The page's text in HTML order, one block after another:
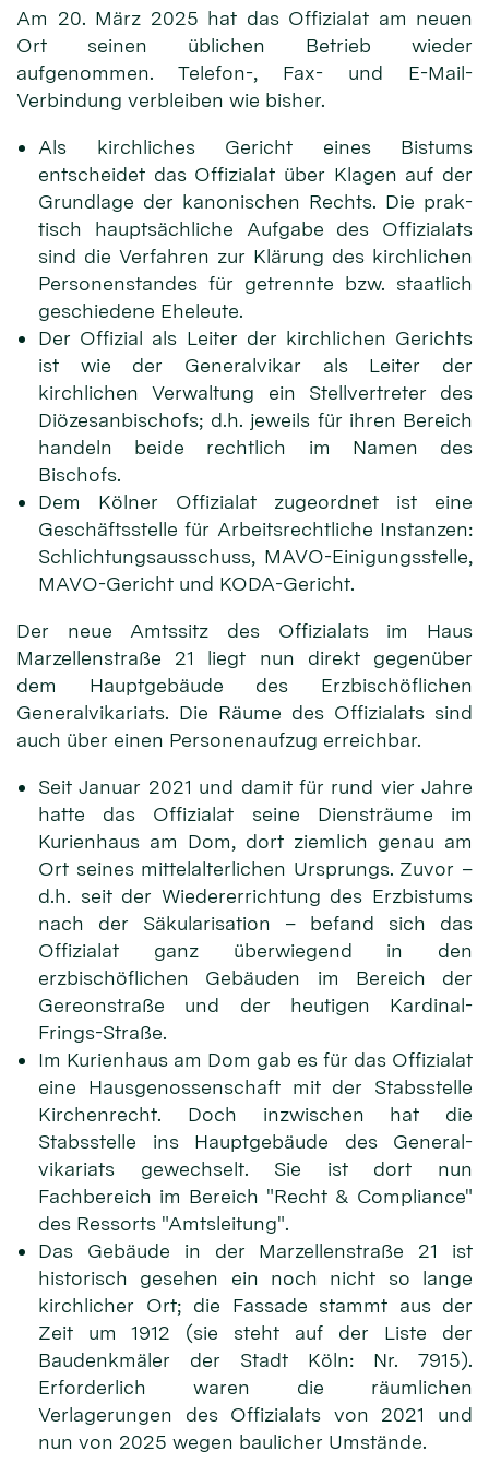
Am 20. März 2025 hat das Offizialat am neuen
Ort seinen üblichen Betrieb wieder
aufgenommen. Telefon-, Fax- und E-Mail-
Verbindung verbleiben wie bisher.
Als kirchliches Gericht eines Bistums
entscheidet das Offizialat über Klagen auf der
Grundlage der kanonischen Rechts. Die prak­
tisch haupt­säch­liche Aufgabe des Offizialats
sind die Verfahren zur Klärung des kirch­lichen
Personen­standes für getrennte bzw. staatlich
geschiedene Eheleute.
Der Offizial als Leiter der kirchlichen Gerichts
ist wie der Generalvikar als Leiter der
kirchlichen Verwaltung ein Stell­vertreter des
Diözesan­bischofs; d.h. jeweils für ihren Bereich
handeln beide rechtlich im Namen des
Bischofs.
Dem Kölner Offizialat zugeordnet ist eine
Geschäftsstelle für Arbeitsrechtliche Instanzen:
Schlichtungs­ausschuss, MAVO-Einigungs­stelle,
MAVO-Gericht und KODA-Gericht.
Der neue Amtssitz des Offizialats im Haus
Marzellenstraße 21 liegt nun direkt gegenüber
dem Haupt­gebäude des Erzbischöflichen
General­vikariats. Die Räume des Offizialats sind
auch über einen Personen­aufzug erreichbar.
Seit Januar 2021 und damit für rund vier Jahre
hatte das Offizialat seine Diensträume im
Kurienhaus am Dom, dort ziemlich genau am
Ort seines mittelalterlichen Ursprungs. Zuvor –
d.h. seit der Wieder­errichtung des Erzbistums
nach der Säkularisation – befand sich das
Offizialat ganz überwiegend in den
erzbischöflichen Gebäuden im Bereich der
Gereonstraße und der heutigen Kardinal-
Frings-Straße.
Im Kurienhaus am Dom gab es für das Offizialat
eine Hausgenossenschaft mit der Stabsstelle
Kirchenrecht. Doch inzwischen hat die
Stabsstelle ins Hauptgebäude des General­
vikariats gewechselt. Sie ist dort nun
Fachbereich im Bereich "Recht & Com­pliance"
des Ressorts "Amtsleitung".
Das Gebäude in der Marzellenstraße 21 ist
historisch gesehen ein noch nicht so lange
kirchlicher Ort; die Fassade stammt aus der
Zeit um 1912 (sie steht auf der Liste der
Baudenkmäler der Stadt Köln: Nr. 7915).
Erforderlich waren die räumlichen
Verlagerungen des Offizialats von 2021 und
nun von 2025 wegen baulicher Umstände.